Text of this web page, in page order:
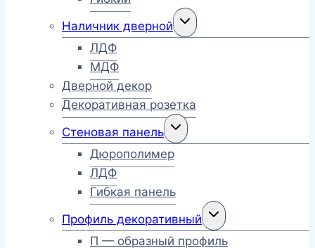
Наличник дверной
Переключить
дочернее
ЛДФ
МДФ
Дверной декор
Декоративная розетка
Стеновая панель
Переключить
дочернее
меню
Дюрополимер
ЛДФ
Гибкая панель
Профиль декоративный
Переключить
дочернее
меню
П — образный профиль